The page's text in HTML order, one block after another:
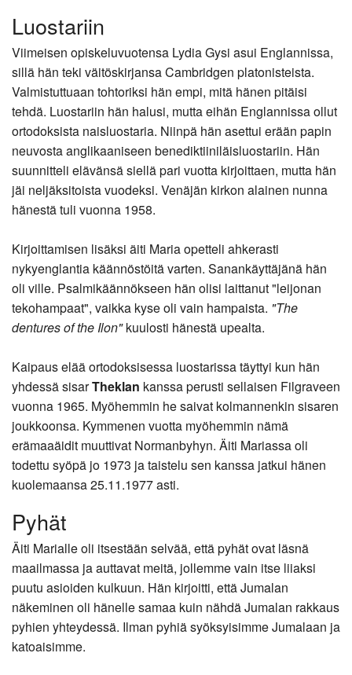
Luostariin
Viimeisen opiskeluvuotensa Lydia Gysi asui Englannissa,
sillä hän teki väitöskirjansa Cambridgen platonisteista.
Valmistuttuaan tohtoriksi hän empi, mitä hänen pitäisi
tehdä. Luostariin hän halusi, mutta eihän Englannissa ollut
ortodoksista naisluostaria. Niinpä hän asettui erään papin
neuvosta anglikaaniseen benediktiiniläisluostariin. Hän
suunnitteli elävänsä siellä pari vuotta kirjoittaen, mutta hän
jäi neljäksitoista vuodeksi. Venäjän kirkon alainen nunna
hänestä tuli vuonna 1958.
Kirjoittamisen lisäksi äiti Maria opetteli ahkerasti
nykyenglantia käännöstöitä varten. Sanankäyttäjänä hän
oli ville. Psalmikäännökseen hän olisi laittanut "leijonan
tekohampaat", vaikka kyse oli vain hampaista. "The
dentures of the Ilon"kuulosti hänestä upealta.
Kaipaus elää ortodoksisessa luostarissa täyttyi kun hän
yhdessä sisarTheklan kanssa perusti sellaisen Filgraveen
vuonna 1965. Myöhemmin he saivat kolmannenkin sisaren
joukkoonsa. Kymmenen vuotta myöhemmin nämä
erämaaäidit muuttivat Normanbyhyn. Äiti Mariassa oli
todettu syöpä jo 1973 ja taistelu sen kanssa jatkui hänen
kuolemaansa 25.11.1977 asti.
Pyhät
Äiti Marialle oli itsestään selvää, että pyhät ovat läsnä
maailmassa ja auttavat meitä, jollemme vain itse liiaksi
puutu asioiden kulkuun. Hän kirjoitti, että Jumalan
näkeminen oli hänelle samaa kuin nähdä Jumalan rakkaus
pyhien yhteydessä. Ilman pyhiä syöksyisimme Jumalaan ja
katoaisimme.